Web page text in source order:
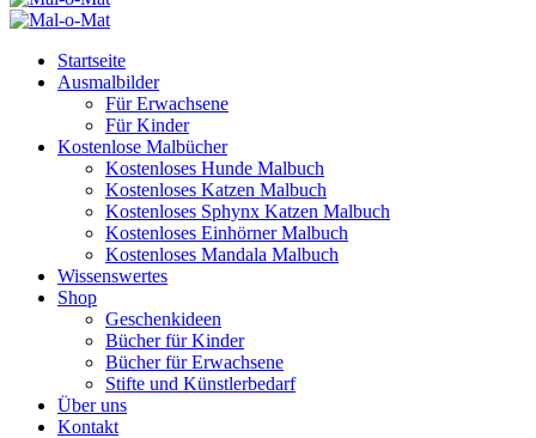
Startseite
Ausmalbilder
Für Erwachsene
Für Kinder
Kostenlose Malbücher
Kostenloses Hunde Malbuch
Kostenloses Katzen Malbuch
Kostenloses Sphynx Katzen Malbuch
Kostenloses Einhörner Malbuch
Kostenloses Mandala Malbuch
Wissenswertes
Shop
Geschenkideen
Bücher für Kinder
Bücher für Erwachsene
Stifte und Künstlerbedarf
Über uns
Kontakt